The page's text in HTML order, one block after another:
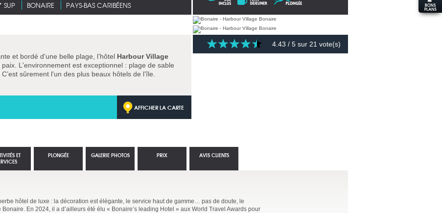
SUP BONAIRE PAYS-BAS CARIBÉENS
et bordé d'une belle plage, l’hôtel Harbour Village
L'environnement est exceptionnel : plage de sable
sûrement l'un des plus beaux hôtels de l’île.
AFFICHER LA CARTE
4.43 / 5 sur 21 vote(s)
hôtel de luxe : la décoration est élégante, le service haut de gamme… pas de doute, le
En 2024, il a d’ailleurs été élu « Bonaire’s leading Hotel » aux World Travel Awards pour
ET
PLONGÉE GALERIE PHOTOS PRIX AVIS CLIENTS